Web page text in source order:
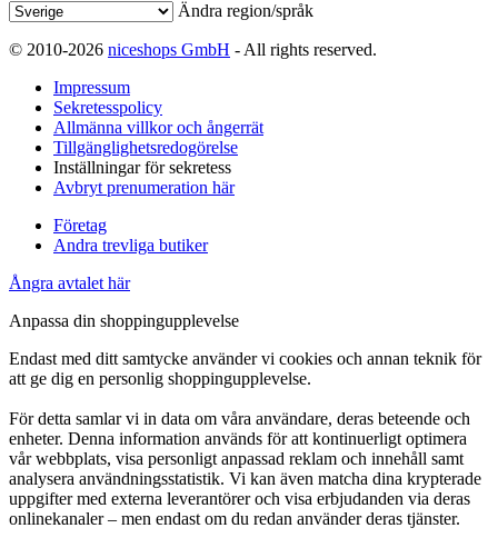
Ändra region/språk
© 2010-2026 niceshops GmbH - All rights reserved.
Impressum
Sekretesspolicy
Allmänna villkor och ångerrät
Tillgänglighetsredogörelse
Inställningar för sekretess
Avbryt prenumeration här
Företag
Andra trevliga butiker
Ångra avtalet här
Anpassa din shoppingupplevelse
Endast med ditt samtycke använder vi cookies och annan teknik för
att ge dig en personlig shoppingupplevelse.
För detta samlar vi in data om våra användare, deras beteende och
enheter. Denna information används för att kontinuerligt optimera
vår webbplats, visa personligt anpassad reklam och innehåll samt
analysera användningsstatistik. Vi kan även matcha dina krypterade
uppgifter med externa leverantörer och visa erbjudanden via deras
onlinekanaler – men endast om du redan använder deras tjänster.